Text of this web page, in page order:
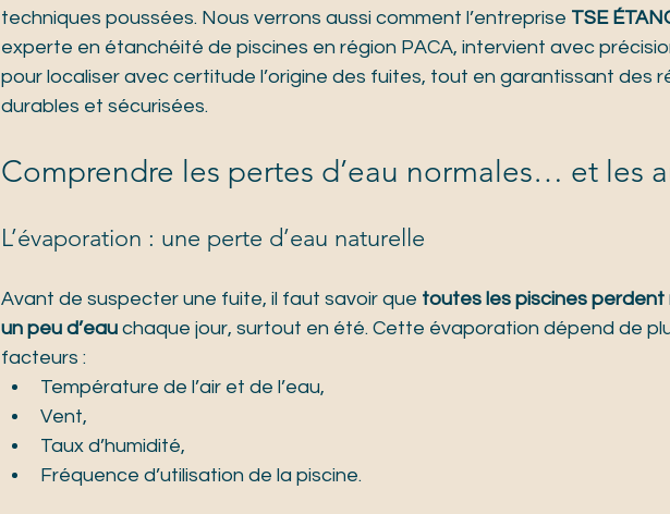
techniques poussées. Nous verrons aussi comment l’entreprise TSE
experte en étanchéité de piscines en région PACA, intervient avec
pour localiser avec certitude l’origine des fuites, tout en garantissant des
durables et sécurisées.
Comprendre les pertes d’eau normales… et les
L’évaporation : une perte d’eau naturelle
Avant de suspecter une fuite, il faut savoir que toutes les piscines
un peu d’eau chaque jour, surtout en été. Cette évaporation dépend de
facteurs :
Température de l’air et de l’eau,
Vent,
Taux d’humidité,
Fréquence d’utilisation de la piscine.